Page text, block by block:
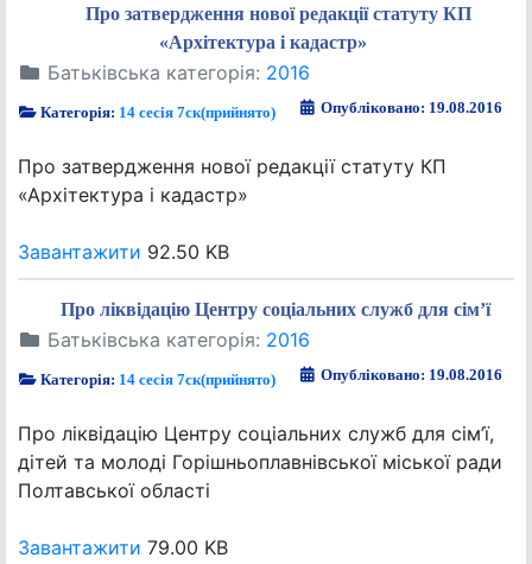
Про затвердження нової редакції статуту КП
«Архітектура і кадастр»
Батьківська категорія: 2016
Категорія: 14 сесія 7ск(прийнято) Опубліковано: 19.08.2016
Про затвердження нової редакції статуту КП
«Архітектура і кадастр»
Завантажити 92.50 KB
Про ліквідацію Центру соціальних служб для сім’ї
Батьківська категорія: 2016
Категорія: 14 сесія 7ск(прийнято) Опубліковано: 19.08.2016
Про ліквідацію Центру соціальних служб для сім’ї,
дітей та молоді Горішньоплавнівської міської ради
Полтавської області
Завантажити 79.00 KB